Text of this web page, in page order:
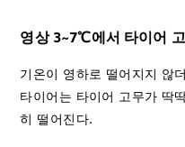
영상 3~7℃에서 타이어
기온이 영하로 떨어지지 않
타이어는 타이어 고무가 딱
히 떨어진다.